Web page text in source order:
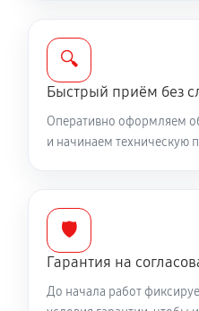
🔍
Быстрый приём без
Оперативно оформляем
и начинаем техническую
🛡️
Гарантия на
До начала работ